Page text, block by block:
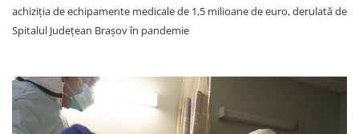
achiziția de echipamente medicale de 1,5 milioane de euro, derulată de
Spitalul Județean Brașov în pandemie